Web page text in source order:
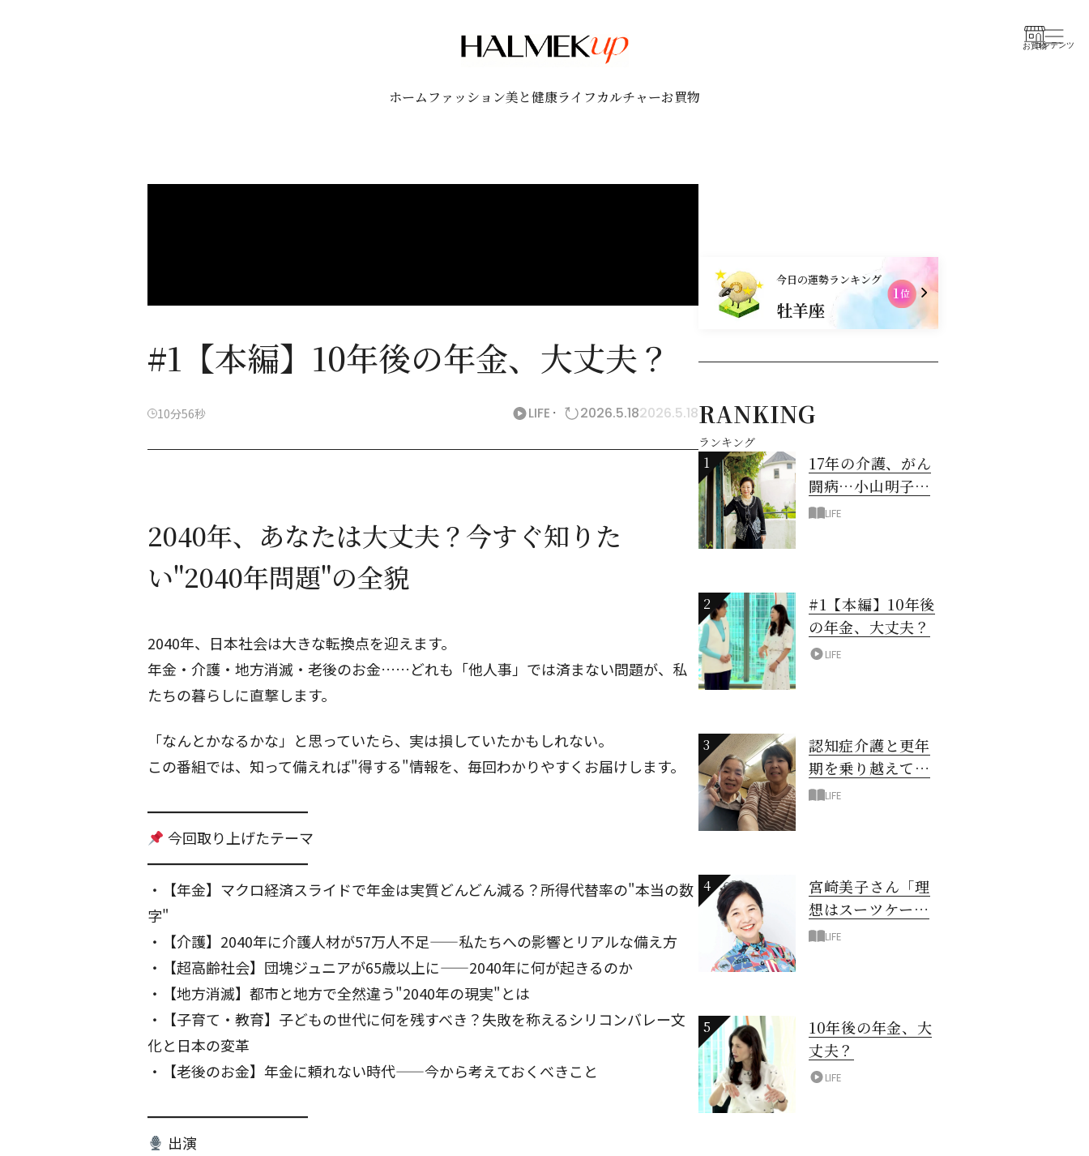
お買物コンテンツ
ホーム ファッション美と健康ライフカルチャーお買物
#1【本編】10年後の年金、大丈夫？
10分56秒 LIFE 2026.5.182026.5.18
2040年、あなたは大丈夫？今すぐ知りた
い"2040年問題"の全貌
2040年、日本社会は大きな転換点を迎えます。
年金・介護・地方消滅・老後のお金……どれも「他人事」では済まない問題が、私
たちの暮らしに直撃します。
「なんとかなるかな」と思っていたら、実は損していたかもしれない。
この番組では、知って備えれば"得する"情報を、毎回わかりやすくお届けします。
━━━━━━━━━━━
今回取り上げたテーマ
━━━━━━━━━━━
・【年金】マクロ経済スライドで年金は実質どんどん減る？所得代替率の"本当の数
字"
・【介護】2040年に介護人材が57万人不足——私たちへの影響とリアルな備え方
・【超高齢社会】団塊ジュニアが65歳以上に——2040年に何が起きるのか
・【地方消滅】都市と地方で全然違う"2040年の現実"とは
・【子育て・教育】子どもの世代に何を残すべき？失敗を称えるシリコンバレー文
化と日本の変革
・【老後のお金】年金に頼れない時代——今から考えておくべきこと
━━━━━━━━━━━
出演
今日の運勢ランキング
牡羊座
1位
RANKING
ランキング
1
17年の介護、がん
闘病…小山明子さ
ん「今満たされて
LIFE
2
#1【本編】10年後
の年金、大丈夫？
LIFE
3
認知症介護と更年
期を乗り越えて！
6年の「通い介
LIFE
4
宮崎美子さん「理
想はスーツケース
一つでどこへでも
LIFE
5
10年後の年金、大
丈夫？
LIFE